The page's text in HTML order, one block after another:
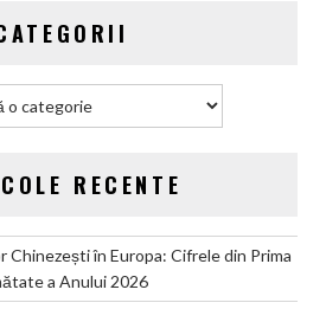
dispărea
RECENTE
în Europa: Cifrele din Prima
a Anului 2026